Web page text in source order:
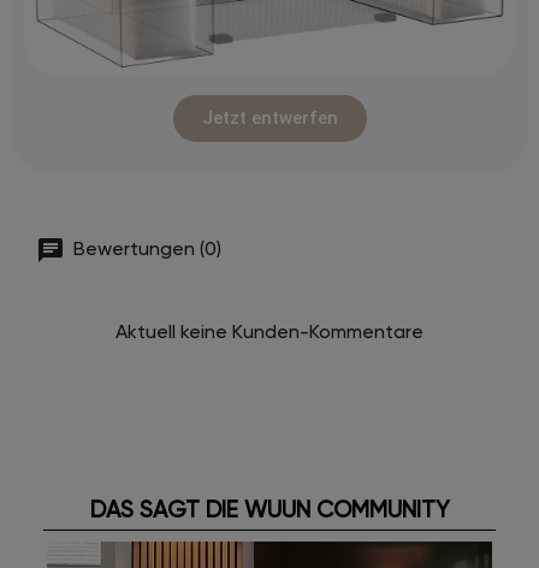
Jetzt entwerfen
Bewertungen (0)
Aktuell keine Kunden-Kommentare
DAS SAGT DIE WUUN COMMUNITY